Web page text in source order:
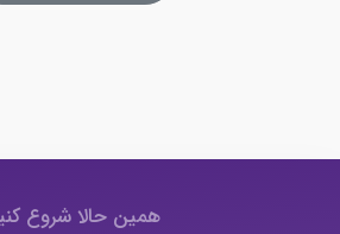
همین حالا شروع